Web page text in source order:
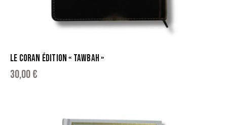
LE CORAN ÉDITION « TAWBAH »
30,00€